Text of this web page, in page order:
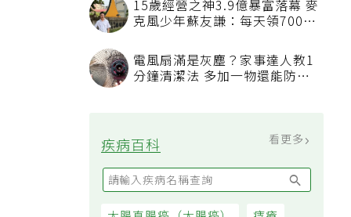
15歲經營之神3.9億暴富落幕 麥
克風少年蘇友謙：每天領700元
電風扇滿是灰塵？家事達人教1
分鐘清潔法 多加一物還能防髒
疾病百科